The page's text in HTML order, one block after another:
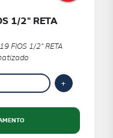
1/2" RETA
FIOS 1/2" RETA